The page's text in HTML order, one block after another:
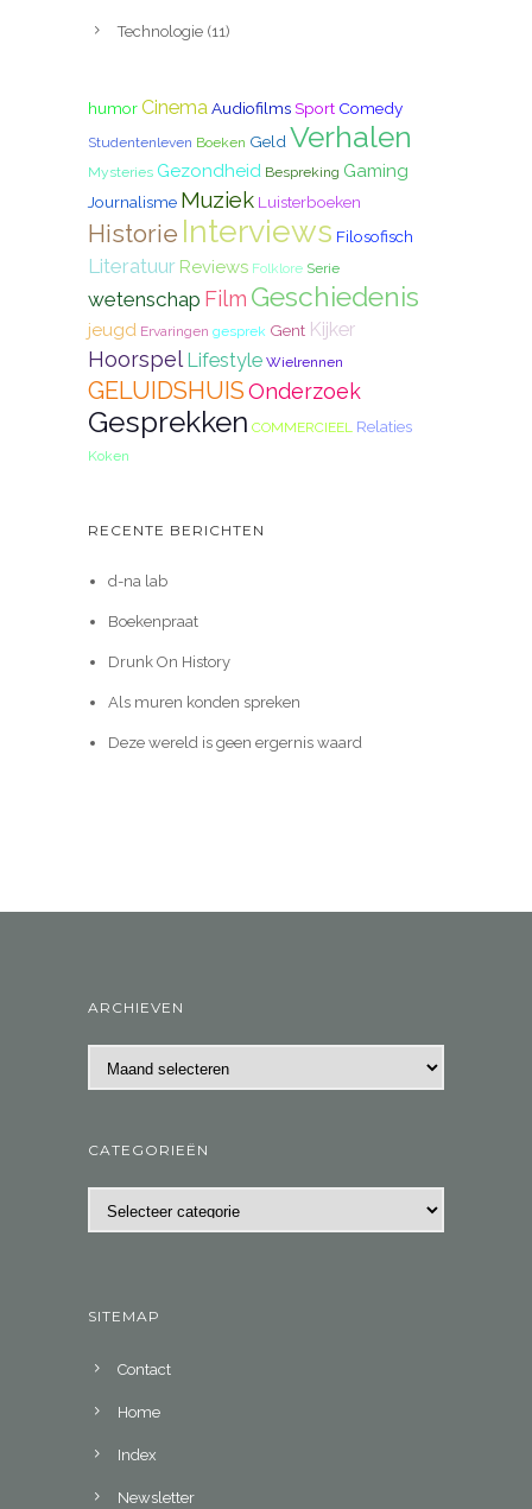
Technologie (11)
humorCinemaAudiofilmsSport Comedy
Studentenleven Boeken GeldVerhalen
Mysteries Gezondheid Bespreking Gaming
Journalisme Muziek Luisterboeken
Historie Interviews Filosofisch
Literatuur Reviews Folklore Serie
wetenschap Film Geschiedenis
jeugd Ervaringen gesprek Gent Kijker
Hoorspel Lifestyle Wielrennen
GELUIDSHUISOnderzoek
Gesprekken COMMERCIEEL Relaties
Koken
RECENTE BERICHTEN
d-na lab
Boekenpraat
Drunk On History
Als muren konden spreken
Deze wereld is geen ergernis waard
ARCHIEVEN
CATEGORIEËN
SITEMAP
Contact
Home
Index
Newsletter